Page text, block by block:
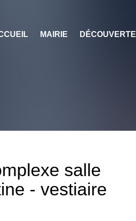
MAIRIE DÉCOUVERTE
salle
- vestiaire